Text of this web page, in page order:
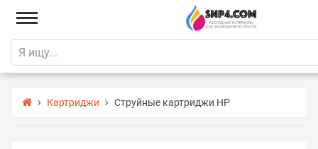
Картриджи Струйные картриджи HP